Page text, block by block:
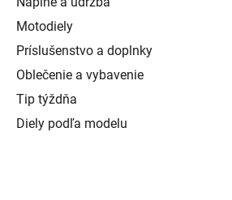
Motodiely
Príslušenstvo a doplnky
Oblečenie a vybavenie
Tip týždňa
Diely podľa modelu